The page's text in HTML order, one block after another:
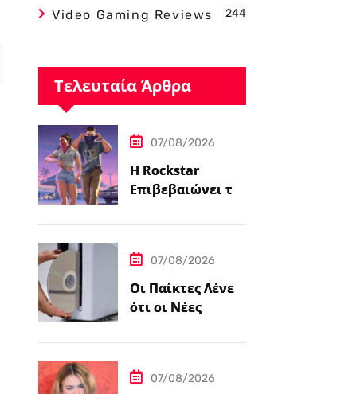
Video Gaming Reviews 244
Τελευταία Άρθρα
07/08/2026
Η Rockstar
Επιβεβαιώνει το
6: Μια
Εκτεταμένη
Ματιά Κάνει
Πρεμιέρα στο
Netflix Αυτόν τον
07/08/2026
Οι Παίκτες Λένε
ότι οι Νέες
PlayStation 5
Έρχονται με
Αυτοκόλλητο…
07/08/2026